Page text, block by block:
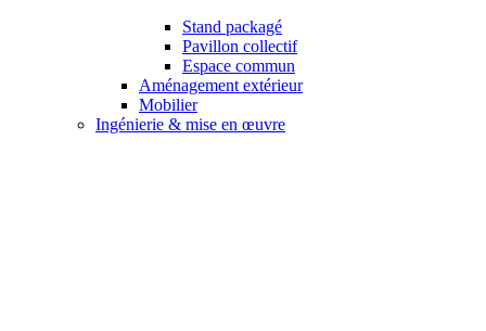
Stand packagé
Pavillon collectif
Espace commun
Aménagement extérieur
Mobilier
Ingénierie & mise en œuvre